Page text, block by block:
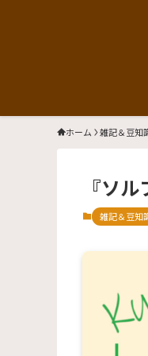
ホーム 雑記＆豆知
『ソ
雑記＆豆知